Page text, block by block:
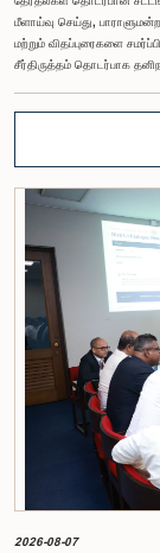
மீளாய்வு செய்து,
மற்றும் விதப்புரைகளை
சீர்திருத்தம் தொடர்பாக
நியமித்துள்ளது.கௌரவ
ஏ.எச்.எம்.எச்.அபயரத்ன
விசேட குழுக் கூட்டத்தின்
ஆண்டுகளில் வெளியிடப்பட்ட
அமைப்புகள்
தேர்தல் சீர்திருத்தங்கள்
மன்றத் தேர்தல் முறைக்காக
சிறுபான்மை குழுக்களின்
மேம்படுத்துதல், மின்னணு
வசதியை ஏற்படுத்துதல்
செலுத்தப்பட்டது.மேலும்,
வழங்குவது தொடர்பான
நிர்வாக ஏற்பாடுகள்
வலியுறுத்தப்பட்டது.விசேட
முன்மொழிவுகளையும்
செய்து, நடைமுறைக்கு
அதனைத் தொடர்ந்து, அந்தப்
குழு
பாராளுமன்ற
சண்முகம் குகதாசன்
2026-08-07